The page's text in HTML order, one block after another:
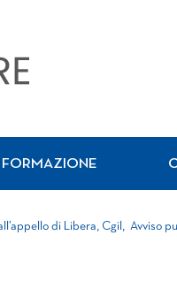
FORMAZIONE
di Libera, Cgil, Avviso